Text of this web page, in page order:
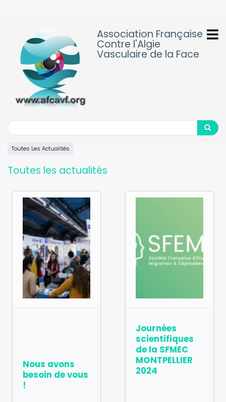
Association Française
Contre l'Algie
Vasculaire de la Face
Search
Search
Toutes Les Actualités
Toutes les actualités
Image
Nous avons
besoin de vous
!
Journées
scientifiques
de la SFMEC
MONTPELLIER
2024